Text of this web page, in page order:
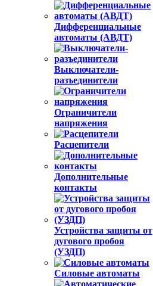
Дифференциальные
автоматы (АВДТ)
Выключатели-
разъединители
Ограничители
напряжения
Расцепители
Дополнительные
контакты
Устройства защиты от
дугового пробоя
(УЗДП)
Силовые автоматы